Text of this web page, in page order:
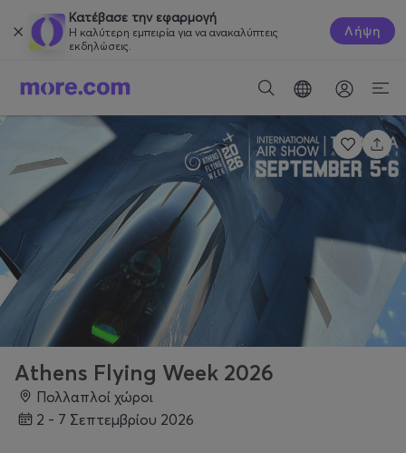
Κατέβασε την εφαρμογή
Η καλύτερη εμπειρία για να ανακαλύπτεις
εκδηλώσεις.
Λήψη
Athens Flying Week 2026
Πολλαπλοί χώροι
2 - 7 Σεπτεμβρίου 2026